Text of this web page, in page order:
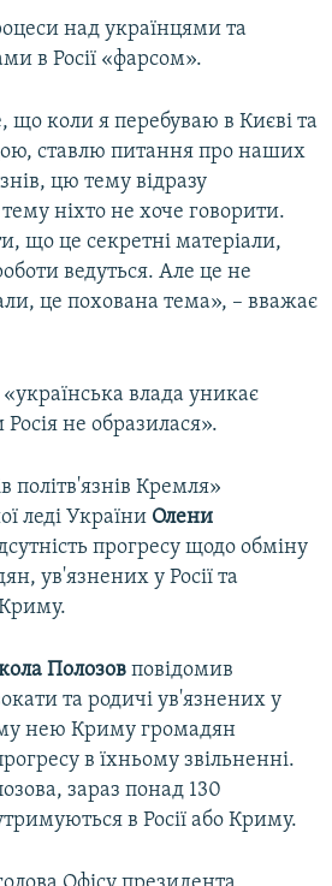
над українцями та
в Росії «фарсом».
що коли я перебуваю в Києві та
ставлю питання про наших
цю тему відразу
ніхто не хоче говорити.
що це секретні матеріали,
ведуться. Але це не
це похована тема», – вважає
влада уникає
не образилася».
політв'язнів Кремля»
леді України Олени
прогресу щодо обміну
ув'язнених у Росії та
Полозов повідомив
та родичі ув'язнених у
нею Криму громадян
в їхньому звільненні.
зараз понад 130
в Росії або Криму.